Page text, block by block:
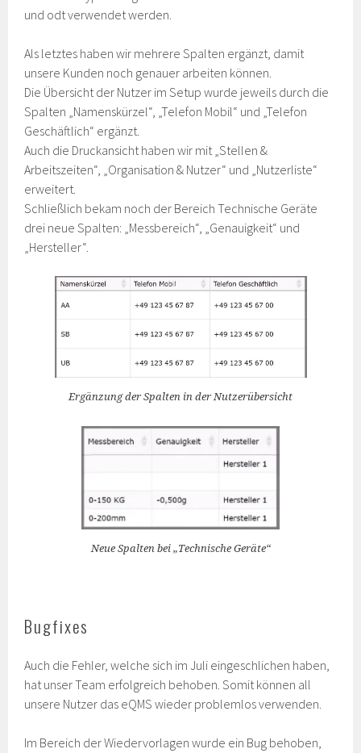
und odt verwendet werden.
Als letztes haben wir mehrere Spalten ergänzt, damit
unsere Kunden noch genauer arbeiten können.
Die Übersicht der Nutzer im Setup wurde jeweils durch die
Spalten „Namenskürzel“, „Telefon Mobil“ und „Telefon
Geschäftlich“ ergänzt.
Auch die Druckansicht haben wir mit „Stellen &
Arbeitszeiten“, „Organisation & Nutzer“ und „Nutzerliste“
erweitert.
Schließlich bekam noch der Bereich Technische Geräte
drei neue Spalten: „Messbereich“, „Genauigkeit“ und
„Hersteller“.
Ergänzung der Spalten in der Nutzerübersicht
Neue Spalten bei „Technische Geräte“
Bugfixes
Auch die Fehler, welche sich im Juli eingeschlichen haben,
hat unser Team erfolgreich behoben. Somit können all
unsere Nutzer das eQMS wieder problemlos verwenden.
Im Bereich der Wiedervorlagen wurde ein Bug behoben,